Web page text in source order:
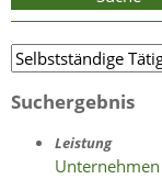
Suchergebnis
Leistung